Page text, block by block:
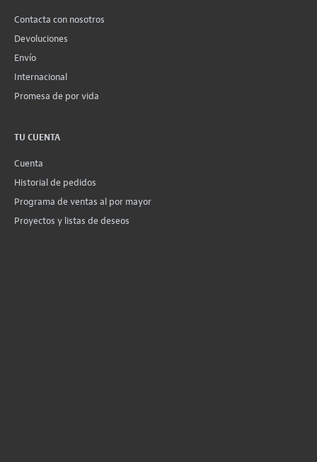
Contacta con nosotros
Devoluciones
Envío
Internacional
Promesa de por vida
TU CUENTA
Cuenta
Historial de pedidos
Programa de ventas al por mayor
Proyectos y listas de deseos